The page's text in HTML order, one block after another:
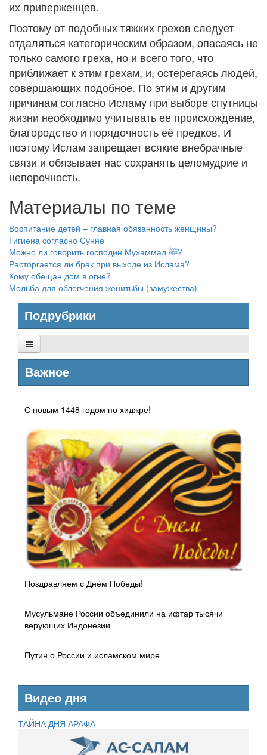
их приверженцев.
Поэтому от подобных тяжких грехов следует
отдаляться категорическим образом, опасаясь не
только самого греха, но и всего того, что
приближает к этим грехам, и, остерегаясь людей,
совершающих подобное. По этим и другим
причинам согласно Исламу при выборе спутницы
жизни необходимо учитывать её происхождение,
благородство и порядочность её предков. И
поэтому Ислам запрещает всякие внебрачные
связи и обязывает нас сохранять целомудрие и
непорочность.
Материалы по теме
Воспитание детей – главная обязанность женщины?
Гигиена согласно Сунне
Можно ли говорить господин Мухаммад ﷺ?
Расторгается ли брак при выходе из Ислама?
Кому обещан дом в огне?
Мольба для облегчения женитьбы (замужества)
Подрубрики
Основы Ислама
Хадис и его науки
Исламское право
Тасаввуф
Добродетель
Грехи
Дуа
Важное
С новым 1448 годом по хиджре!
Поздравляем с Днём Победы!
Мусульмане России объединили на ифтар тысячи
верующих Индонезии
Путин о России и исламском мире
Видео дня
ТАЙНА ДНЯ АРАФА